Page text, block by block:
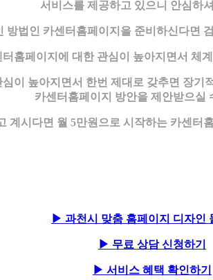
서비스를 제공하고 있으니 안심하
방법인 카센터홈페이지을 준비하신다면
홈페이지에 대한 관심이 높아지면서 체
이 높아지면서 한번 제대로 갖추면 장
카센터홈페이지 방안을 제안받으실
계시다면 월 5만원으로 시작하는 카센터
▶ 과천시 맞춤 홈페이지 디자인
▶ 무료 상담 신청하기
▶ 서비스 혜택 확인하기